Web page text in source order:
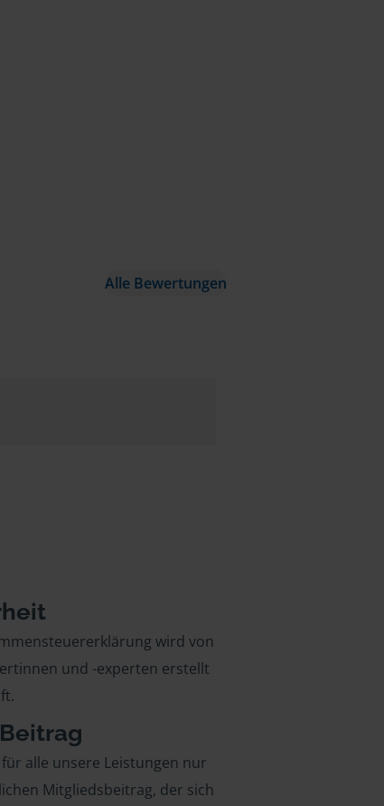
Alle Bewertungen
wird von
und -experten erstellt
für alle unsere Leistungen nur
Mitgliedsbeitrag, der sich